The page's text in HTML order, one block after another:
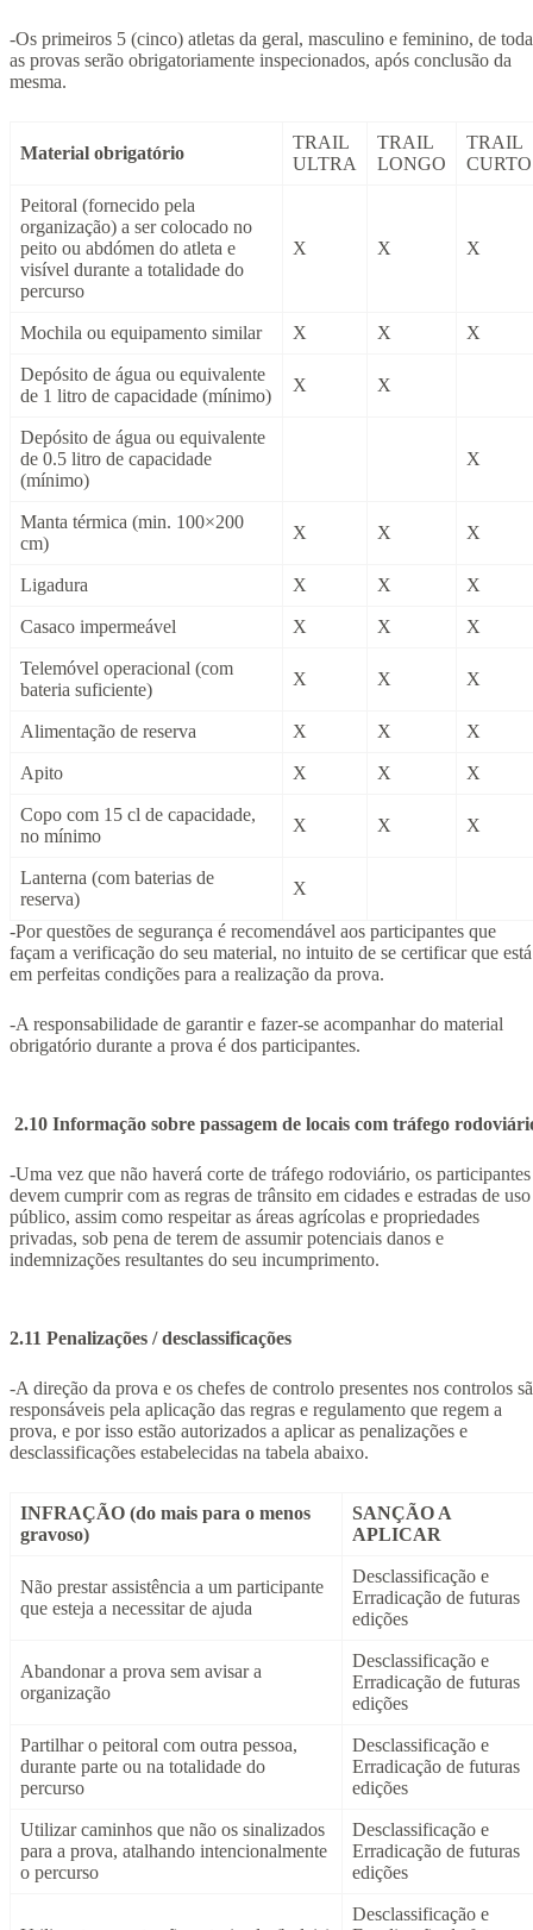
-Os primeiros 5 (cinco) atletas da geral, masculino e feminino, de
as provas serão obrigatoriamente inspecionados, após conclusão da
mesma.
Material obrigatório
TRAIL
ULTRA
TRAIL
LONGO
TRAIL
CURTO
Peitoral (fornecido pela
organização) a ser colocado no
peito ou abdómen do atleta e
visível durante a totalidade do
percurso
X X X
Mochila ou equipamento similar X X X
Depósito de água ou equivalente
de 1 litro de capacidade (mínimo)
X X
Depósito de água ou equivalente
de 0.5 litro de capacidade
(mínimo)
X
Manta térmica (min. 100×200
cm)
X X X
Ligadura X X X
Casaco impermeável X X X
Telemóvel operacional (com
bateria suficiente)
X X X
Alimentação de reserva X X X
Apito X X X
Copo com 15 cl de capacidade,
no mínimo
X X X
Lanterna (com baterias de
reserva)
X
-Por questões de segurança é recomendável aos participantes que
façam a verificação do seu material, no intuito de se certificar que está
em perfeitas condições para a realização da prova.
-A responsabilidade de garantir e fazer-se acompanhar do material
obrigatório durante a prova é dos participantes.
2.10 Informação sobre passagem de locais com tráfego
-Uma vez que não haverá corte de tráfego rodoviário, os participantes
devem cumprir com as regras de trânsito em cidades e estradas de uso
público, assim como respeitar as áreas agrícolas e propriedades
privadas, sob pena de terem de assumir potenciais danos e
indemnizações resultantes do seu incumprimento.
2.11 Penalizações / desclassificações
-A direção da prova e os chefes de controlo presentes nos controlos
responsáveis pela aplicação das regras e regulamento que regem a
prova, e por isso estão autorizados a aplicar as penalizações e
desclassificações estabelecidas na tabela abaixo.
INFRAÇÃO (do mais para o menos
gravoso)
SANÇÃO A
APLICAR
Não prestar assistência a um participante
que esteja a necessitar de ajuda
Desclassificação e
Erradicação de futuras
edições
Abandonar a prova sem avisar a
organização
Desclassificação e
Erradicação de futuras
edições
Partilhar o peitoral com outra pessoa,
durante parte ou na totalidade do
percurso
Desclassificação e
Erradicação de futuras
edições
Utilizar caminhos que não os sinalizados
para a prova, atalhando intencionalmente
o percurso
Desclassificação e
Erradicação de futuras
edições
Desclassificação e